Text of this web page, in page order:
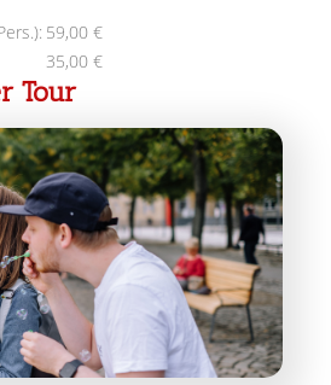
59,00 €
35,00 €
Tour